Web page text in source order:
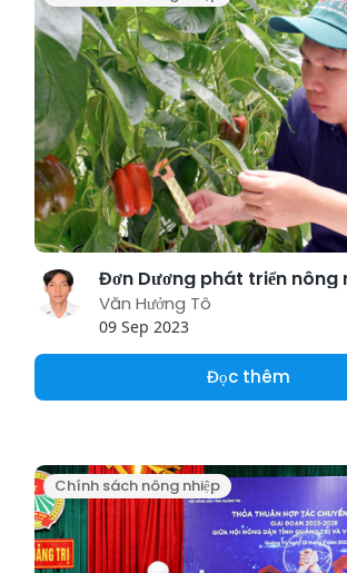
Văn Hưởng Tô
09 Sep 2023
Đọc thêm
Chính sách nông nhiệp